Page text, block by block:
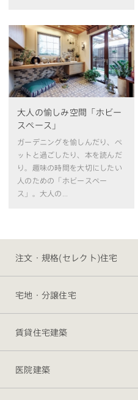
大人の愉しみ空間「ホビー
スペース」
ガーデニングを愉しんだり、ペ
ットと過ごしたり、本を読んだ
り。趣味の時間を大切にしたい
人のための「ホビースペー
ス」。大人の...
注文・規格(セレクト)住宅
宅地・分譲住宅
賃貸住宅建築
医院建築